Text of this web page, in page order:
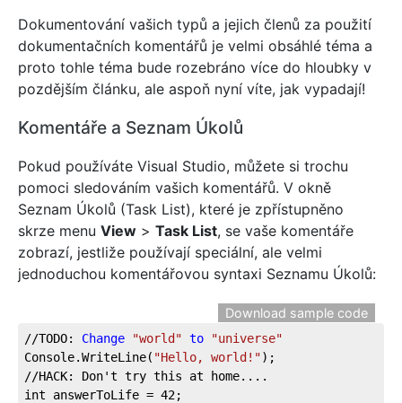
Dokumentování vašich typů a jejich členů za použití
dokumentačních komentářů je velmi obsáhlé téma a
proto tohle téma bude rozebráno více do hloubky v
pozdějším článku, ale aspoň nyní víte, jak vypadají!
Komentáře a Seznam Úkolů
Pokud používáte Visual Studio, můžete si trochu
pomoci sledováním vašich komentářů. V okně
Seznam Úkolů (Task List), které je zpřístupněno
skrze menu View > Task List, se vaše komentáře
zobrazí, jestliže používají speciální, ale velmi
jednoduchou komentářovou syntaxi Seznamu Úkolů:
Download sample code
//TODO: Change "world" to
"universe"
Console.WriteLine( "Hello, world!");
//HACK: Don't try this at home....
int answerToLife = 42;